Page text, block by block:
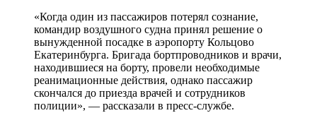
«Когда один из пассажиров потерял сознание,
командир воздушного судна принял решение о
вынужденной посадке в аэропорту Кольцово
Екатеринбурга. Бригада бортпроводников и врачи,
находившиеся на борту, провели необходимые
реанимационные действия, однако пассажир
скончался до приезда врачей и сотрудников
полиции», — рассказали в пресс-службе.